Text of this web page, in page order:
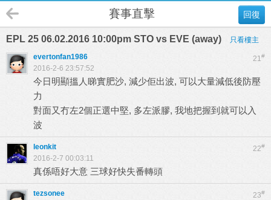
回復
賽事直擊
EPL 25 06.02.2016 10:00pm STO vs EVE (away) 只看樓主
21#
evertonfan1986
2016-2-6 23:57:52
今日明顯搵人睇實肥沙, 減少佢出波, 可以大量減低後防壓
力
對面又冇左2個正選中堅, 多左派膠, 我地把握到就可以入
波
22#
leonkit
2016-2-7 00:03:11
真係唔好大意 三球好快失番轉頭
23#
tezsonee